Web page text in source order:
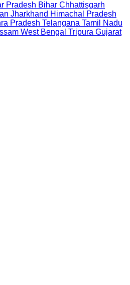
Pradesh Bihar Chhattisgarh
Jharkhand Himachal Pradesh
Pradesh Telangana Tamil Nadu
West Bengal Tripura Gujarat